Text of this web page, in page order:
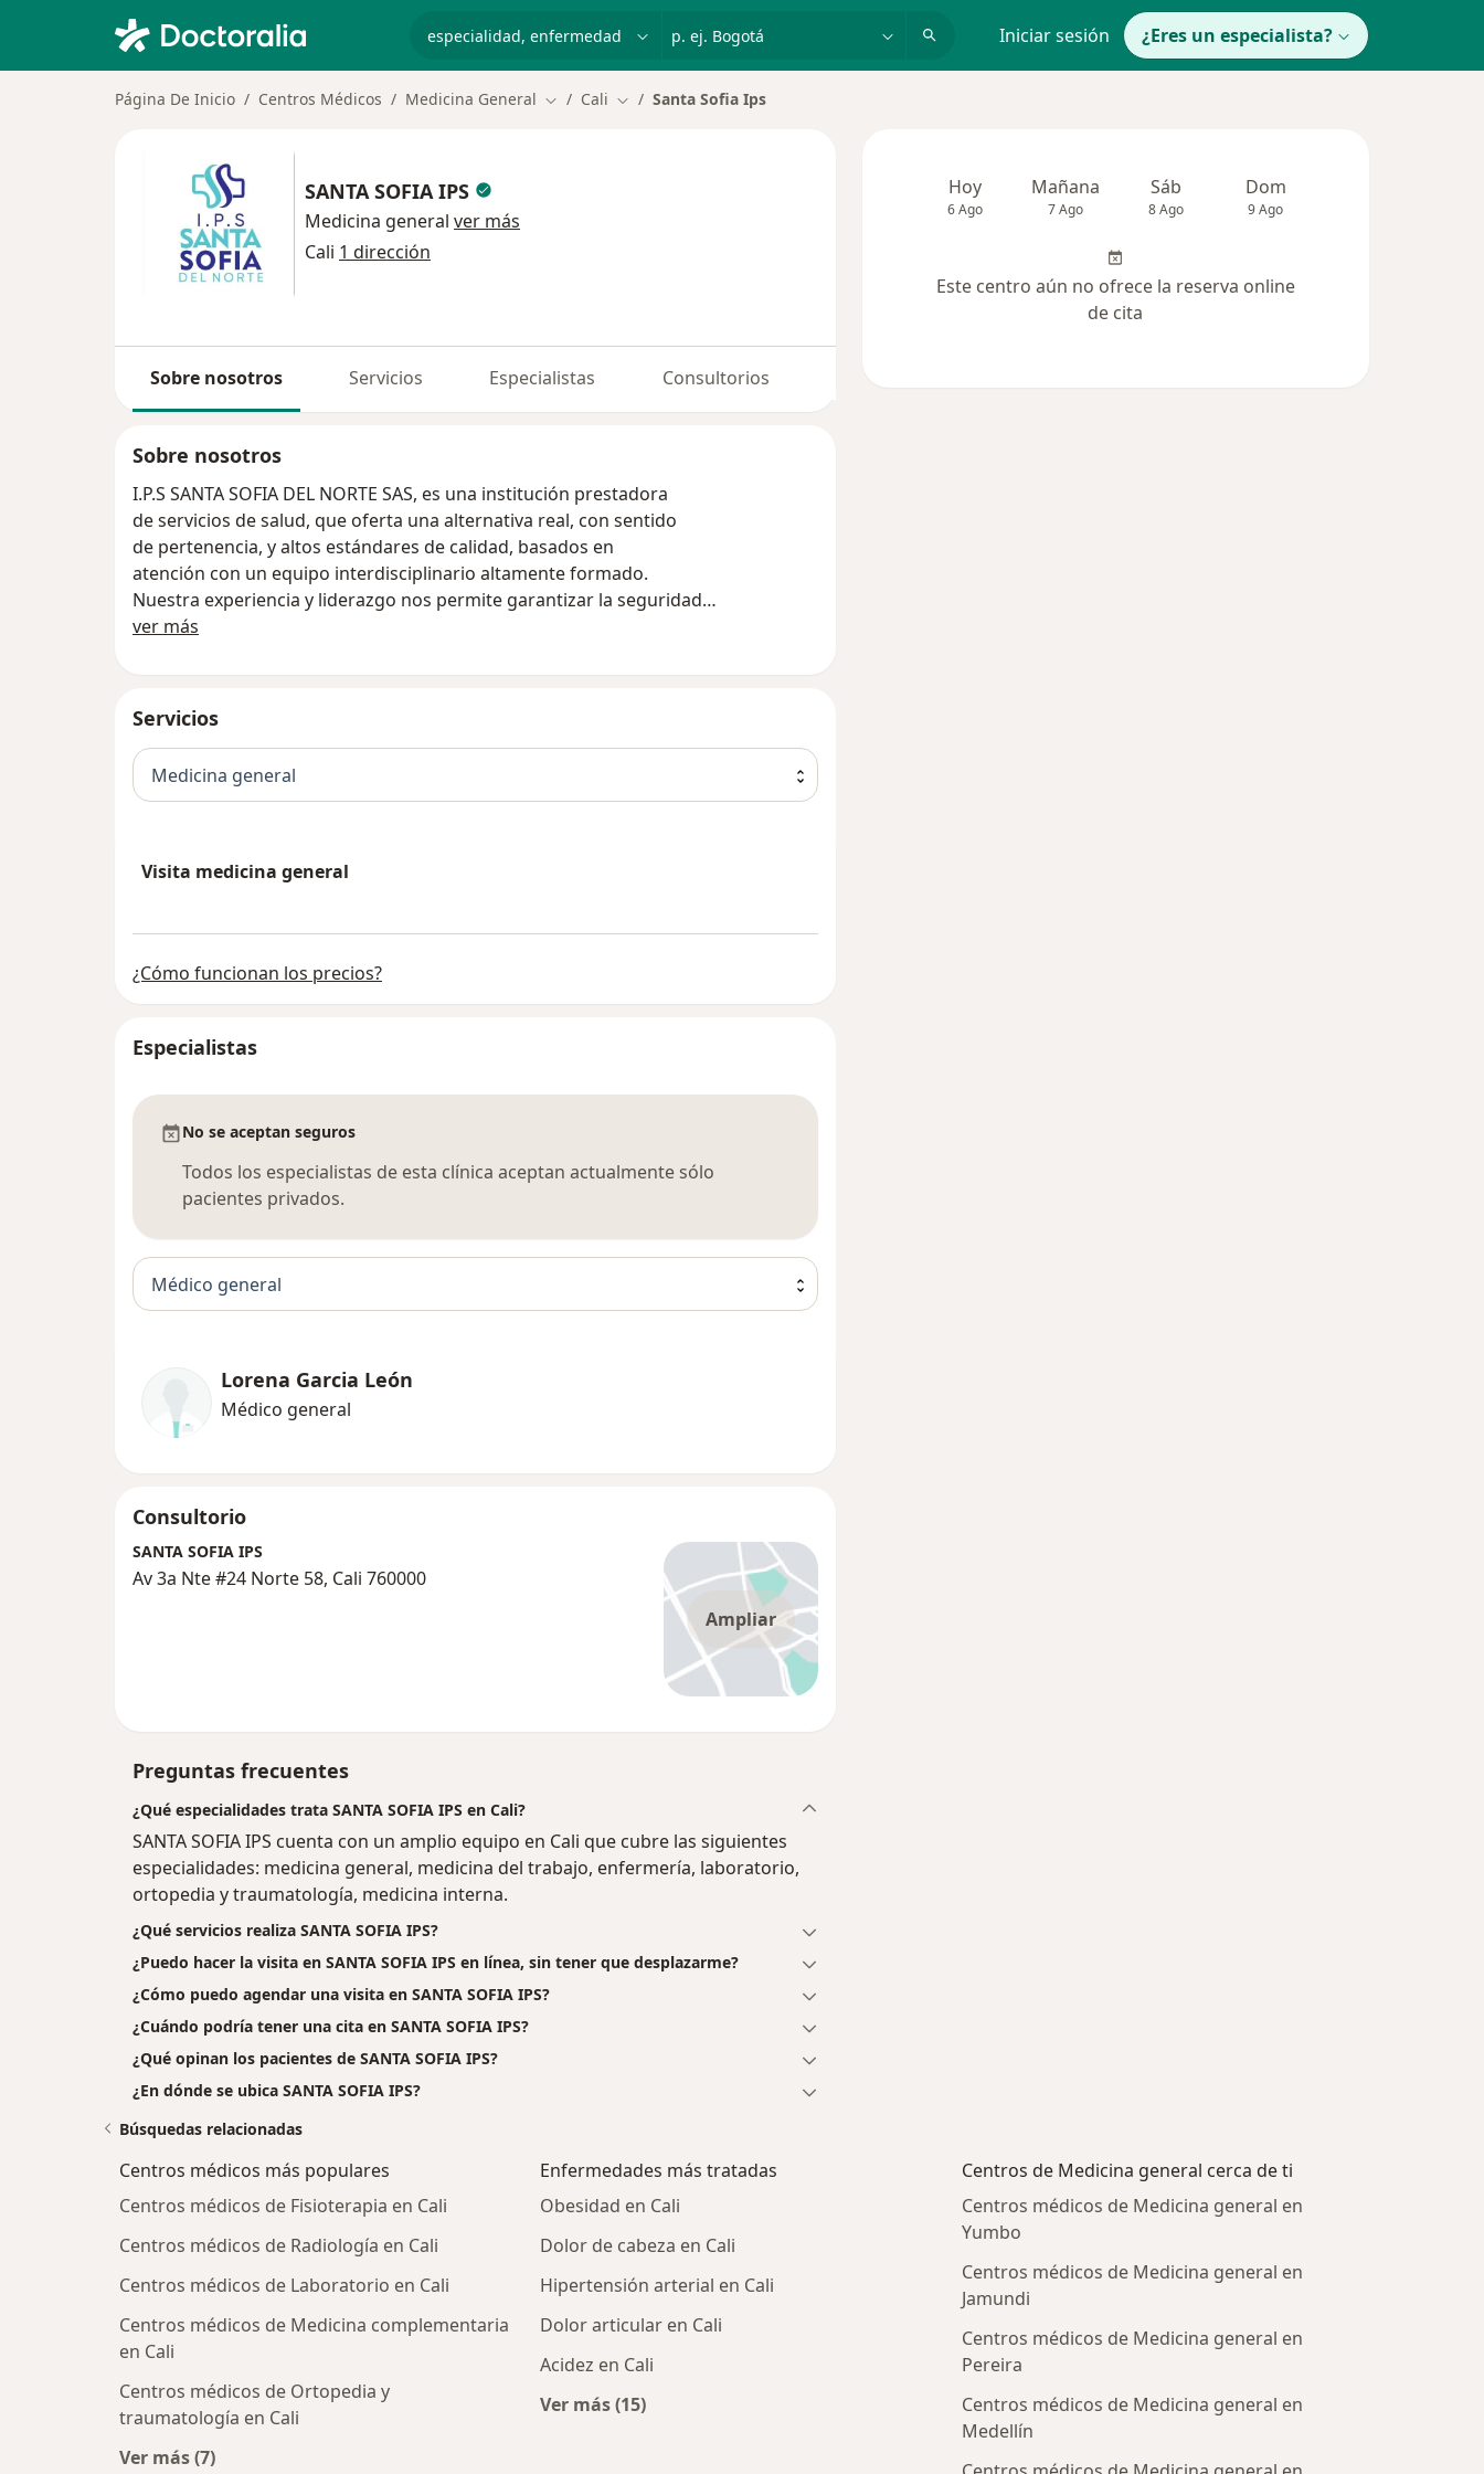
p. ej. Bogotá Iniciar sesión ¿Eres un especialista?
Página De Inicio Centros Médicos Medicina General Cambiar de ciudad
Cali Cambiar de ciudad
Santa Sofia Ips
SANTA SOFIA IPS
Medicina general ver más
Cali 1 dirección
Sobre nosotros Servicios Especialistas Consultorios
Sobre nosotros
I.P.S SANTA SOFIA DEL NORTE SAS, es una institución prestadora
de servicios de salud, que oferta una alternativa real, con sentido
de pertenencia, y altos estándares de calidad, basados en
atención con un equipo interdisciplinario altamente formado.
Nuestra experiencia y liderazgo nos permite garantizar la seguridad
de nuestros usuarios en pro de un mejoramiento continuo a nuestro
ver más
Servicios
Medicina general
Visita medicina general
¿Cómo funcionan los precios?
Especialistas
No se aceptan seguros
Todos los especialistas de esta clínica aceptan actualmente sólo
pacientes privados.
Médico general
Lorena Garcia León
Médico general
Consultorio
Ampliar
SANTA SOFIA IPS
Av 3a Nte #24 Norte 58, Cali 760000
Preguntas frecuentes
¿Qué especialidades trata SANTA SOFIA IPS en Cali?
SANTA SOFIA IPS cuenta con un amplio equipo en Cali que cubre las siguientes
especialidades: medicina general, medicina del trabajo, enfermería, laboratorio,
ortopedia y traumatología, medicina interna.
¿Qué servicios realiza SANTA SOFIA IPS?
¿Puedo hacer la visita en SANTA SOFIA IPS en línea, sin tener que desplazarme?
¿Cómo puedo agendar una visita en SANTA SOFIA IPS?
¿Cuándo podría tener una cita en SANTA SOFIA IPS?
¿Qué opinan los pacientes de SANTA SOFIA IPS?
¿En dónde se ubica SANTA SOFIA IPS?
Hoy
6 Ago
Mañana
7 Ago
Sáb
8 Ago
Dom
9 Ago
Este centro aún no ofrece la reserva online
de cita
Búsquedas relacionadas
Centros médicos más populares
Centros médicos de Fisioterapia en Cali
Centros médicos de Radiología en Cali
Centros médicos de Laboratorio en Cali
Centros médicos de Medicina complementaria
en Cali
Centros médicos de Ortopedia y
traumatología en Cali
Ver más (7)
Enfermedades más tratadas
Obesidad en Cali
Dolor de cabeza en Cali
Hipertensión arterial en Cali
Dolor articular en Cali
Acidez en Cali
Ver más (15)
Más en esta categoría: Enfermedades más tratadas
Centros de Medicina general cerca de ti
Centros médicos de Medicina general en
Yumbo
Centros médicos de Medicina general en
Jamundi
Centros médicos de Medicina general en
Pereira
Centros médicos de Medicina general en
Medellín